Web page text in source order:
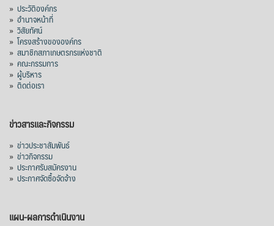
1,205 ล้านดอลลาร์สหรัฐ (ประมาณ
38,003.15 ล้านบาท) ลดลง 27.69%
ปรับตัวลดลงตามสภาวะเศรษฐกิจและการค้า
โลก โดยตลาดส่งออกสำคัญ จีน ส่งออกได้
1.52 ล้านตัน ลด 61.71%
ส่งออกมันครึ่งปี 69 ปริมาณ 2.52 ล้านตัน
ลด 51.63% ยังดีที่ราคาขายดีกว่าปีก่อน
mgronline.com
View on Facebook
» ประวัติองค์กร
» อำนาจหน้าที่
» วิสัยทัศน์
» โครงสร้างขององค์กร
» สมาชิกสภาเกษตรกรแห่งชาติ
» คณะกรรมการ
» ผู้บริหาร
» ติดต่อเรา
ข่าวสารและกิจกรรม
» ข่าวประชาสัมพันธ์
» ข่าวกิจกรรม
» ประกาศรับสมัครงาน
» ประกาศจัดซื้อจัดจ้าง
แผน-ผลการดำเนินงาน